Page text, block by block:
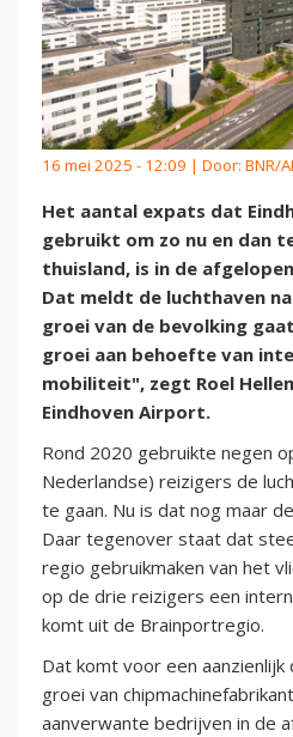
16 mei 2025 - 12:09 | Door: BNR/
Het aantal expats dat
gebruikt om zo nu en dan
thuisland, is in de
Dat meldt de luchthaven
groei van de bevolking
groei aan behoefte van
mobiliteit", zegt Roel
Eindhoven Airport.
Rond 2020 gebruikte negen
Nederlandse) reizigers de
te gaan. Nu is dat nog maar
Daar tegenover staat dat
regio gebruikmaken van het
op de drie reizigers een
komt uit de Brainportregio.
Dat komt voor een
groei van
aanverwante bedrijven in de